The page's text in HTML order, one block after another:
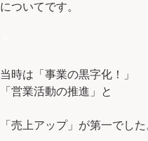
についてです。
当時は「事業の黒字化！」
「営業活動の推進」と
「売上アップ」が第一でした